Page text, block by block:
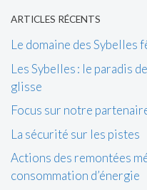
ARTICLES RÉCENTS
Le domaine des Sybelles
Les Sybelles : le paradis
glisse
Focus sur notre
La sécurité sur les pistes
Actions des remontées
consommation d’énergie